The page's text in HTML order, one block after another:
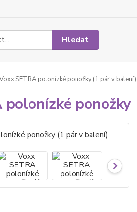
Hledat
Voxx SETRA polonízké ponožky (1 pár v balení)
polonízké